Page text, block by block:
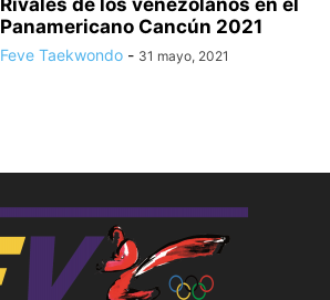
Rivales de los venezolanos en el
Panamericano Cancún 2021
Feve Taekwondo - 31 mayo, 2021